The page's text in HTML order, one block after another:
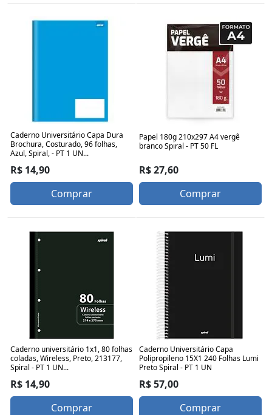
Caderno Universitário Capa Dura
Brochura, Costurado, 96 folhas,
Azul, Spiral, - PT 1 UN...
R$ 14,90
Comprar
Papel 180g 210x297 A4 vergê
branco Spiral - PT 50 FL
R$ 27,60
Comprar
Caderno universitário 1x1, 80 folhas
coladas, Wireless, Preto, 213177,
Spiral - PT 1 UN...
R$ 14,90
Comprar
Caderno Universitário Capa
Polipropileno 15X1 240 Folhas Lumi
Preto Spiral - PT 1 UN
R$ 57,00
Comprar